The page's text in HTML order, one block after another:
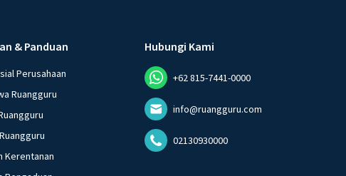
& Panduan
Perusahaan
Ruangguru
Kerentanan
Hubungi Kami
+62 815-7441-0000
info@ruangguru.com
02130930000